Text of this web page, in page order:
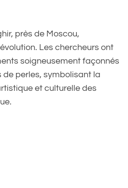
près de Moscou,
Les chercheurs ont
soigneusement façonnés
de perles, symbolisant la
et culturelle des